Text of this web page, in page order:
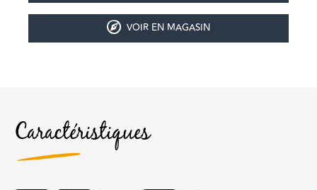
VOIR EN MAGASIN
Caractéristiques